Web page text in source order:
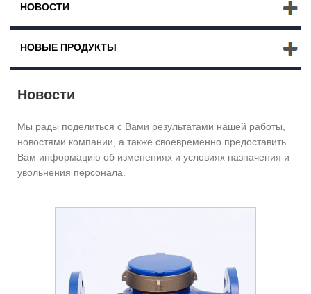
НОВОСТИ
НОВЫЕ ПРОДУКТЫ
Новости
Мы рады поделиться с Вами результатами нашей работы,
новостями компании, а также своевременно предоставить
Вам информацию об изменениях и условиях назначения и
увольнения персонала.